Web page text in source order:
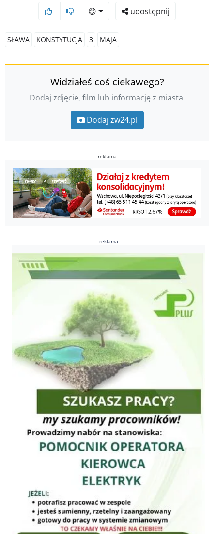
😊 udostępnij
SŁAWA KONSTYTUCJA 3 MAJA
Widziałeś coś ciekawego?
Dodaj zdjęcie, film lub informację z miasta.
Dodaj zw24.pl
reklama
reklama